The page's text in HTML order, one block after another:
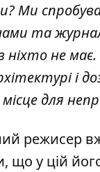
Ми
та
ніхто не
і
для
режисер
що у цій